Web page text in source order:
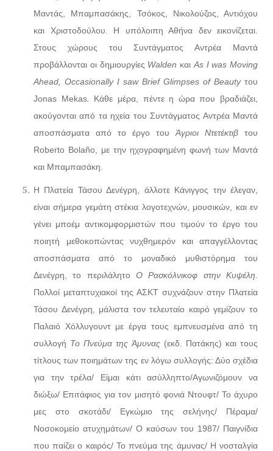
Μαντάς, Μπαμπασάκης, Τσόκος, Νικολούζος, Αντιόχου
και Χριστοδούλου. Η υπόλοιπη Αθήνα δεν εικονίζεται.
Στους χώρους του Συντάγματος Αντρέα Μαντά
προβάλλονται οι δημιουργίες Walden και As I was Moving
Ahead
Occasionally I saw Brief Glimpses of Beautyτου
Jonas Mekas. Κάθε μέρα, πέντε η ώρα που βραδιάζει,
ακούγονται από τα ηχεία του Συντάγματος Αντρέα Μαντά
αποσπάσματα από το έργο του Άγριοι Ντετέκτιβ του
Roberto Bolaño, με την ηχογραφημένη φωνή των Μαντά
και Μπαμπασάκη.
Η Πλατεία Τάσου Δενέγρη, άλλοτε Κάνιγγος την έλεγαν,
είναι σήμερα γεμάτη στέκια λογοτεχνών, μουσικών, και εν
γένει μποέμ αντικομφορμιστών που τιμούν το έργο του
ποιητή μεθοκοπώντας νυχθημερόν και απαγγέλλοντας
αποσπάσματα από το μοναδικό μυθιστόρημα του
Δενέγρη, το περιλάλητο Ο Ρασκόλνικοφ στην Κυψέλη
Πολλοί μεταπτυχιακοί της ΑΣΚΤ συχνάζουν στην Πλατεία
Τάσου Δενέγρη, μάλιστα τον τελευταίο καιρό γεμίζουν το
Παλαιό Χόλλυγουντ με έργα τους εμπνευσμένα από τη
συλλογή Το Πνεύμα της Άμυνας(εκδ. Πατάκης) και τους
τίτλους των ποιημάτων της εν λόγω συλλογής: Δύο σχέδια
για την τρέλα/ Είμαι κάτι ασύλληπτο/Αγωνιζόμουν να
διώξω/ Επιτάφιος για τον μισητό φονιά Ντουφτ/ Το άχυρο
μες στο σκοτάδι/ Εγκώμιο της σελήνης/ Πέραμα/
Νοσοκομείο ατυχημάτων/ Ο καύσων του 1987/ Παιγνίδια
που παίζει ο καιρός/ Το πνεύμα της άμυνας/ Η νοσταλγία